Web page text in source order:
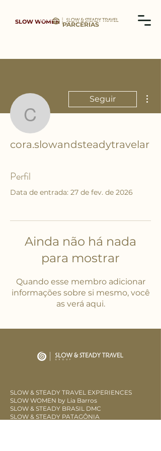
SLOW WOMEN PARCERIAS
Seguir
cora.slowandsteadytravelar
Perfil
Data de entrada: 27 de fev. de 2026
Ainda não há nada
para mostrar
Quando esse membro adicionar
informações sobre si mesmo, você
as verá aqui.
SLOW & STEADY TRAVEL EXPERIENCES
SLOW WOMEN by Lia Barros
SLOW & STEADY BRASIL DMC
SLOW & STEADY PATAGÔNIA